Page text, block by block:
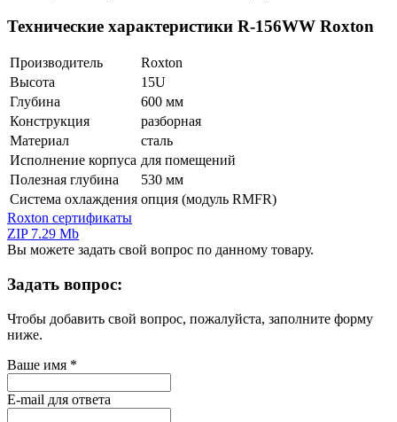
Технические характеристики R-156WW Roxton
Производитель
Roxton
Высота
15U
Глубина
600 мм
Конструкция
разборная
Материал
сталь
Исполнение корпуса для помещений
Полезная глубина
530 мм
Система охлаждения опция (модуль RMFR)
Roxton сертификаты
ZIP 7.29 Mb
Вы можете задать свой вопрос по данному товару.
Задать вопрос:
Чтобы добавить свой вопрос, пожалуйста, заполните форму
ниже.
Ваше имя *
E-mail для ответа